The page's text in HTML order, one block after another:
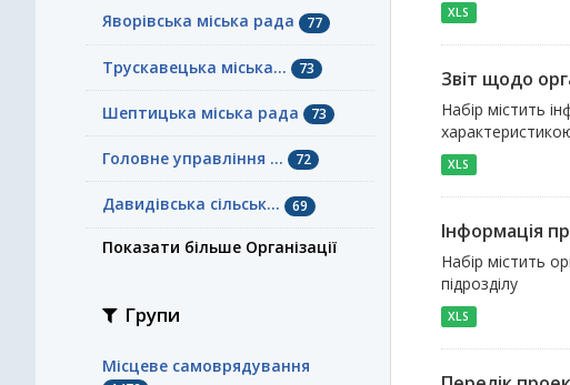
Яворівська міська рада 77
Трускавецька міська... 73
Шептицька міська рада 73
Головне управління ... 72
Давидівська сільськ... 69
Показати більше Організації
Групи
Місцеве самоврядування
XLS
Звіт щодо
Набір містить
XLS
Інформація
Набір містить
підрозділу
XLS